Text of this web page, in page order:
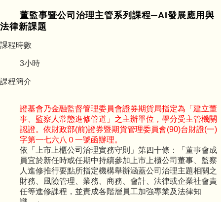
董監事暨公司治理主管系列課程─AI發展應用與
法律新課題
課程時數
3小時
課程簡介
證基會乃金融監督管理委員會證券期貨局指定為「建立董
事、監察人常態進修管道」之主辦單位，學分受主管機關
認證。依財政部(前)證券暨期貨管理委員會(90)台財證(一)
字第一七六八０一號函辦理。
依「上市上櫃公司治理實務守則」第四十條：「董事會成
員宜於新任時或任期中持續參加上市上櫃公司董事、監察
人進修推行要點所指定機構舉辦涵蓋公司治理主題相關之
財務、風險管理、業務、商務、會計、法律或企業社會責
任等進修課程，並責成各階層員工加強專業及法律知